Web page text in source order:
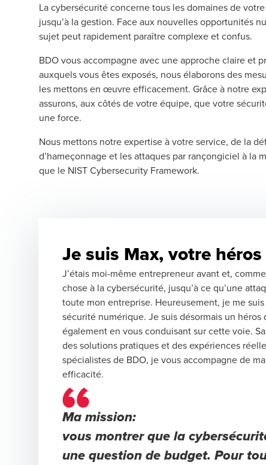
La cybersécurité concerne tous les domaines de
jusqu’à la gestion. Face aux nouvelles opportunités
sujet peut rapidement paraître complexe et confus.
BDO vous accompagne avec une approche claire et
auxquels vous êtes exposés, nous élaborons des
les mettons en œuvre efficacement. Grâce à notre
assurons, aux côtés de votre équipe, que votre
une force.
Nous mettons notre expertise à votre service, de la
d’hameçonnage et les attaques par rançongiciel à
que le NIST Cybersecurity Framework.
Je suis Max, votre
J’étais moi-même entrepreneur avant et,
chose à la cybersécurité, jusqu’à ce qu’une
toute mon entreprise. Heureusement, je me
sécurité numérique. Je suis désormais un
également en vous conduisant sur cette voie.
des solutions pratiques et des expériences
spécialistes de BDO, je vous accompagne de
efficacité.
Ma mission:
vous montrer que la
une question de budget. Pour